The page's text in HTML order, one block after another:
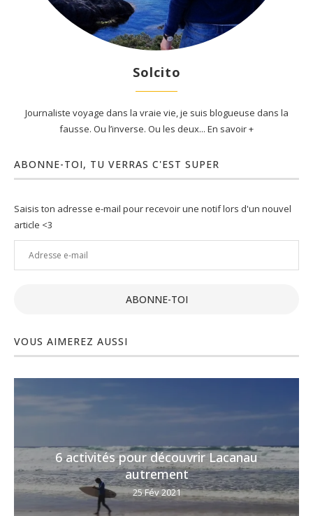
Solcito
Journaliste voyage dans la vraie vie, je suis blogueuse dans la
fausse. Ou l’inverse. Ou les deux... En savoir +
ABONNE-TOI, TU VERRAS C'EST SUPER
Saisis ton adresse e-mail pour recevoir une notif lors d'un nouvel
article <3
Adresse
e-
ABONNE-TOI
VOUS AIMEREZ AUSSI
6 activités pour découvrir Lacanau
autrement
25 Fév 2021